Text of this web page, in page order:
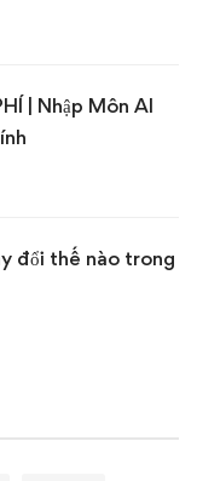
| Nhập Môn AI
đổi thế nào trong